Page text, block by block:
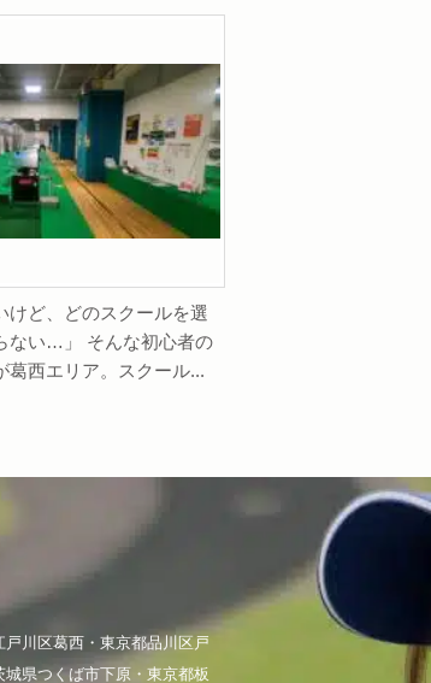
けど、どのスクールを選
ない…」 そんな初心者の
葛西エリア。スクール...
川区葛西・東京都品川区戸
県つくば市下原・東京都板